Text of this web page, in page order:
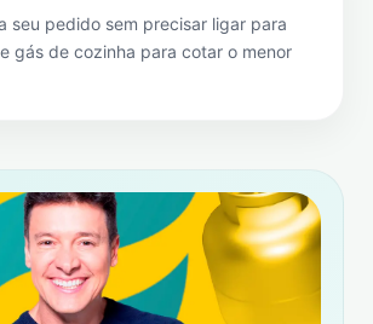
seu pedido sem precisar ligar para
gás de cozinha para cotar o menor